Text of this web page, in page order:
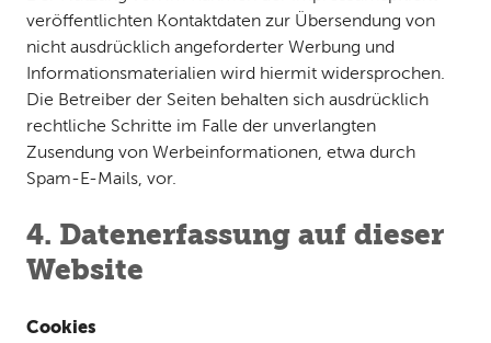
veröffentlichten Kontaktdaten zur Übersendung von
nicht ausdrücklich angeforderter Werbung und
Informationsmaterialien wird hiermit widersprochen.
Die Betreiber der Seiten behalten sich ausdrücklich
rechtliche Schritte im Falle der unverlangten
Zusendung von Werbeinformationen, etwa durch
Spam-E-Mails, vor.
4. Datenerfassung auf dieser
Website
Cookies